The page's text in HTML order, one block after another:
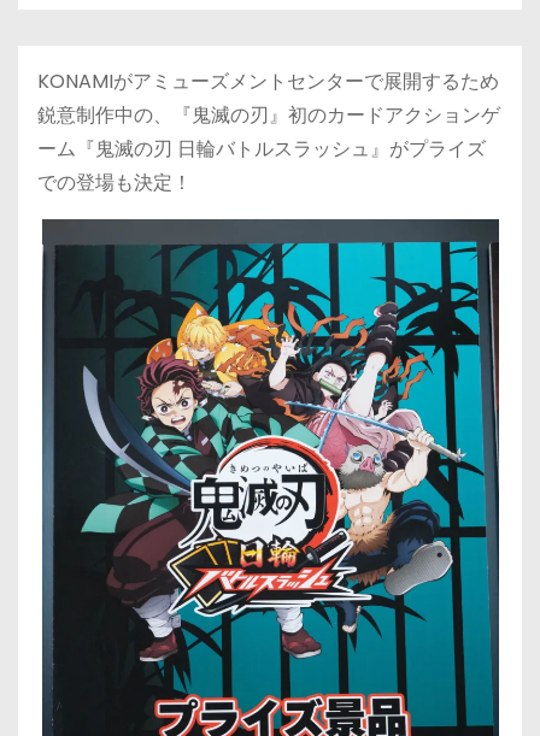
KONAMIがアミューズメントセンターで展開するため
鋭意制作中の、『鬼滅の刃』初のカードアクションゲ
ーム『鬼滅の刃 日輪バトルスラッシュ』がプライズ
での登場も決定！